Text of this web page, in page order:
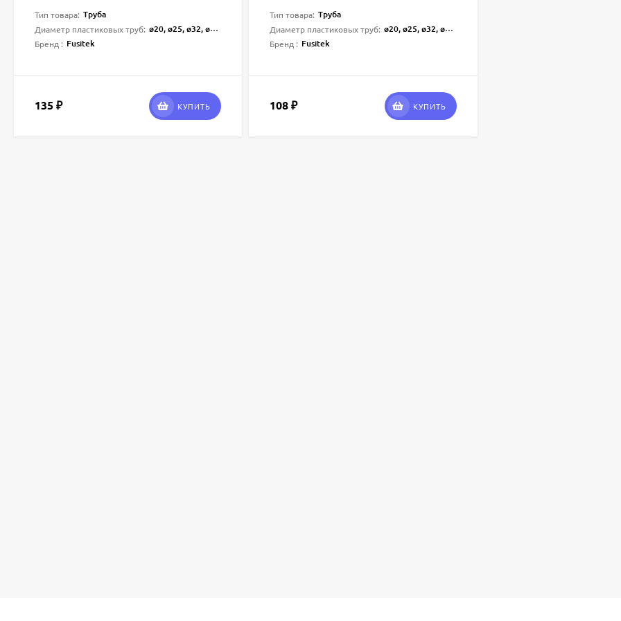
Тип товара: Труба
Диаметр пластиковых труб: ø20, ø25, ø32, ø40, ø50, ø63, ø75, ø90, ø110, ø160
Бренд : Fusitek
135 ₽ КУПИТЬ
Тип товара: Труба
Диаметр пластиковых труб: ø20, ø25, ø32, ø40, ø50, ø63, ø75, ø90, ø110, ø160
Бренд : Fusitek
108₽ КУПИТЬ